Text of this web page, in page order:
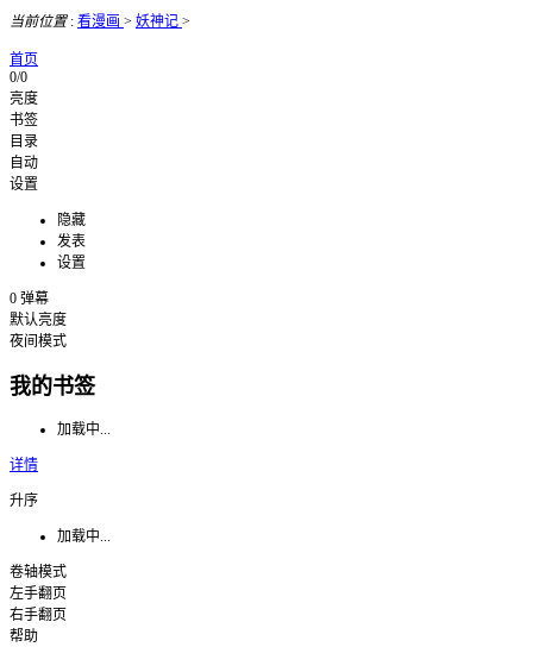
当前位置: 看漫画 > 妖神记 >
首页
0/0
亮度
书签
目录
自动
设置
隐藏
发表
设置
0 弹幕
默认亮度
夜间模式
我的书签
加载中...
详情
升序
加载中...
卷轴模式
左手翻页
右手翻页
帮助